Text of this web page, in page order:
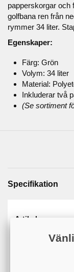
papperskorgar och
golfbana ren från
rymmer 34 liter.
Egenskaper:
Färg: Grön
Volym: 34 liter
Material:
Inkluderar två
(Se sortiment
Specifikation
Artikelnummer
Web -
Web -